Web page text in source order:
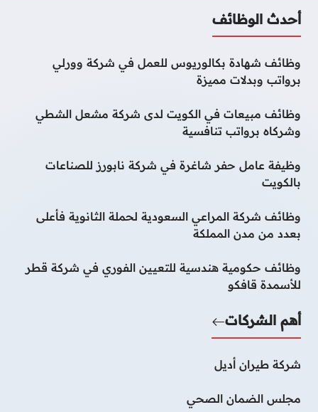
أحدث الوظائف
وظائف شهادة بكالوريوس للعمل في شركة وورلي
برواتب وبدلات مميزة
وظائف مبيعات في الكويت لدى شركة مشعل الشطي
وشركاه برواتب تنافسية
وظيفة عامل حفر شاغرة في شركة نابورز للصناعات
بالكويت
وظائف شركة المراعي السعودية لحملة الثانوية فأعلى
بعدد من مدن المملكة
وظائف حكومية هندسية للتعيين الفوري في شركة قطر
للأسمدة قافكو
أهم الشركات
شركة طيران أديل
مجلس الضمان الصحي